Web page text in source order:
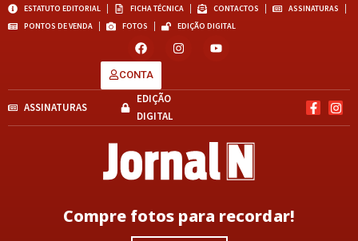
ESTATUTO EDITORIAL FICHA TÉCNICA CONTACTOS
ASSINATURAS
PONTOS DE VENDA
FOTOS EDIÇÃO DIGITAL
CONTA
ASSINATURAS
EDIÇÃO
DIGITAL
Compre fotos para recordar!